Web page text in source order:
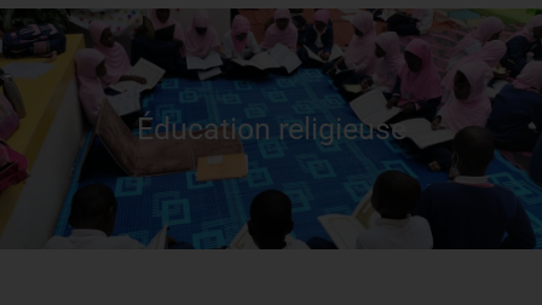
Éducation religieuse